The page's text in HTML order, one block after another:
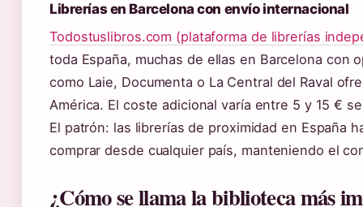
Librerías en Barcelona con envío internacional
Todostuslibros.com (plataforma de librerías
toda España, muchas de ellas en Barcelona con
como Laie, Documenta o La Central del Raval
América. El coste adicional varía entre 5 y 15 €
El patrón: las librerías de proximidad en España
comprar desde cualquier país, manteniendo el
¿Cómo se llama la biblioteca más